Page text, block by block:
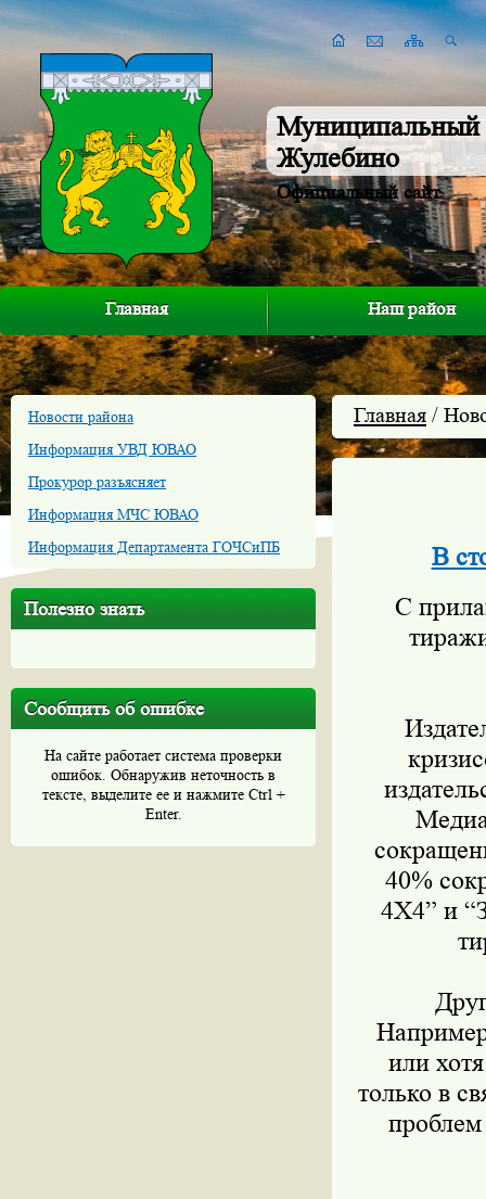
Муниципальный
Жулебино
Официальный сайт
Главная Наш район
Новости района
Информация УВД ЮВАО
Прокурор разъясняет
Информация МЧС ЮВАО
Информация Департамента ГОЧСиПБ
Полезно знать
Сообщить об ошибке
На сайте работает система проверки
ошибок. Обнаружив неточность в
тексте, выделите ее и нажмите Ctrl +
Enter.
Главная /
В
С
40%
4Х4” и
или
только в